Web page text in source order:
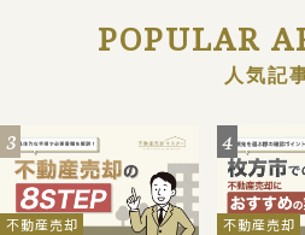
POPULAR
人気記
4
不動産売却
5
売却
宅建業法